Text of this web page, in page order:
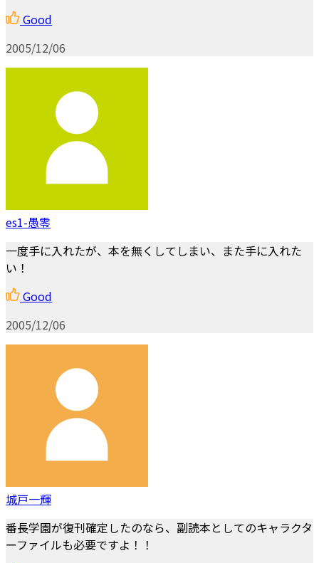
Good
2005/12/06
es1-愚零
一度手に入れたが、本を無くしてしまい、また手に入れた
い！
Good
2005/12/06
城戸一輝
番長学園が復刊確定したのなら、副読本としてのキャラクタ
ーファイルも必要ですよ！！